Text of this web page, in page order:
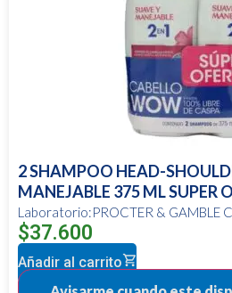
2 SHAMPOO HEAD-
MANEJABLE 375 ML SUPER
Laboratorio:PROCTER & GAMBLE
$37.600
Añadir al carrito